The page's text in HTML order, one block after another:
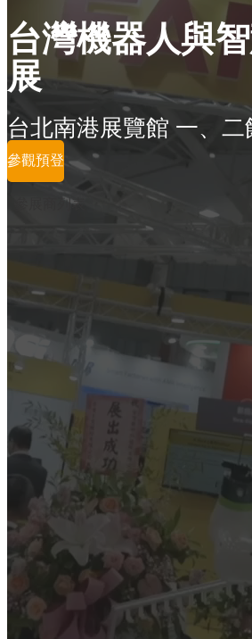
台灣機器人與
展
台北南港展覽館 一、二
參觀預登
參展商列表